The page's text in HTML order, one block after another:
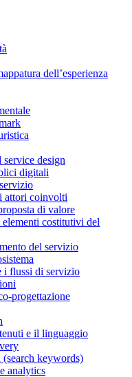
dell’esperienza
design
digitali
attori coinvolti
di valore
costitutivi del
del servizio
i flussi di servizio
progettazione
e il linguaggio
keywords)
analytics